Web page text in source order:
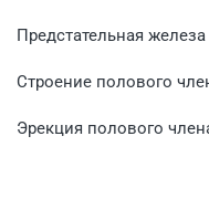
Предстательная
Строение полового
Эрекция полового